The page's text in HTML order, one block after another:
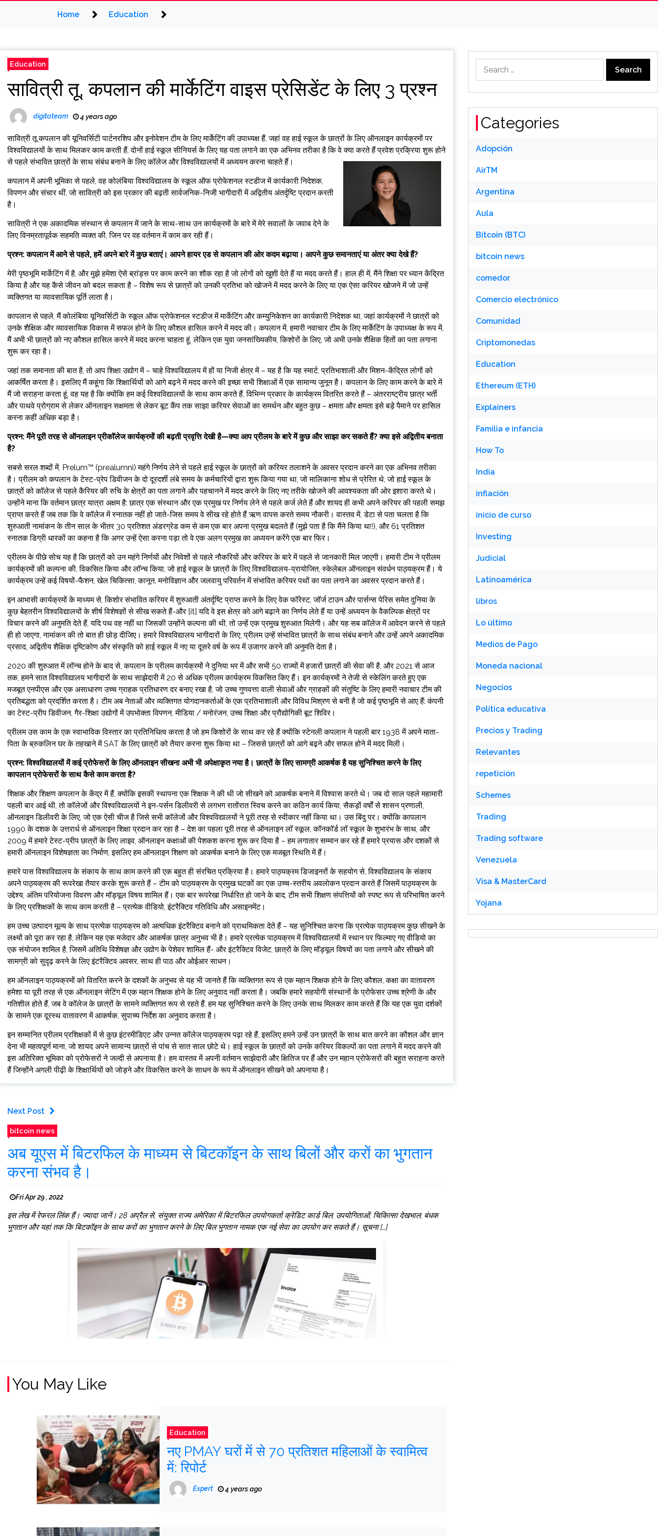
Home Education
Education
सावित्री तू, कपलान की मार्केटिंग वाइस प्रेसिडेंट के लिए 3 प्रश्न
digitateam 4 years ago
सावित्री तू कपलान की यूनिवर्सिटी पार्टनरशिप और इनोवेशन टीम के लिए मार्केटिंग की उपाध्यक्ष हैं, जहां वह हाई स्कूल के छात्रों के लिए ऑनलाइन कार्यक्रमों पर
विश्वविद्यालयों के साथ मिलकर काम करती हैं, दोनों हाई स्कूल सीनियर्स के लिए यह पता लगाने का एक अभिनव तरीका है कि वे क्या करते हैंप्रवेश प्रक्रिया शुरू होने
से पहले संभावित छात्रों के साथ संबंध बनाने के लिए कॉलेज और विश्वविद्यालयों में अध्ययन करना चाहते हैं।
कपलान में अपनी भूमिका से पहले, वह कोलंबिया विश्वविद्यालय के स्कूल ऑफ प्रोफेशनल स्टडीज में कार्यकारी निदेशक,
विपणन और संचार थीं, जो सावित्री को इस प्रकार की बढ़ती सार्वजनिक-निजी भागीदारी में अद्वितीय अंतर्दृष्टि प्रदान करती
है।
सावित्री ने एक अकादमिक संस्थान से कपलान में जाने के साथ-साथ उन कार्यक्रमों के बारे में मेरे सवालों के जवाब देने के
लिए विनम्रतापूर्वक सहमति व्यक्त की, जिन पर वह वर्तमान में काम कर रही हैं।
प्रश्न: कपलान में आने से पहले, हमें अपने बारे में कुछ बताएं। आपने हायर एड से कपलान की ओर कदम बढ़ाया। आपने कुछ समानताएं या अंतर क्या देखे हैं?
मेरी पृष्ठभूमि मार्केटिंग में है, और मुझे हमेशा ऐसे ब्रांड्स पर काम करने का शौक रहा है जो लोगों को खुशी देते हैं या मदद करते हैं। हाल ही में, मैंने शिक्षा पर ध्यान केंद्रित
किया है और यह कैसे जीवन को बदल सकता है – विशेष रूप से छात्रों को उनकी प्रतिभा को खोजने में मदद करने के लिए या एक ऐसा करियर खोजने में जो उन्हें
व्यक्तिगत या व्यावसायिक पूर्ति लाता है।
कापलान से पहले, मैं कोलंबिया यूनिवर्सिटी के स्कूल ऑफ प्रोफेशनल स्टडीज में मार्केटिंग और कम्युनिकेशन का कार्यकारी निदेशक था, जहां कार्यक्रमों ने छात्रों को
उनके शैक्षिक और व्यावसायिक विकास में सफल होने के लिए कौशल हासिल करने में मदद की। कपलान में, हमारी नवाचार टीम के लिए मार्केटिंग के उपाध्यक्ष के रूप में,
मैं अभी भी छात्रों को नए कौशल हासिल करने में मदद करना चाहता हूं, लेकिन एक युवा जनसांख्यिकीय, किशोरों के लिए, जो अभी उनके शैक्षिक हितों का पता लगाना
शुरू कर रहा है।
जहां तक ​​समानता की बात है, तो आप शिक्षा उद्योग में – चाहे विश्वविद्यालय में हों या निजी क्षेत्र में – यह है कि यह स्मार्ट, प्रतिभाशाली और मिशन-केंद्रित लोगों को
आकर्षित करता है। इसलिए मैं कहूंगा कि शिक्षार्थियों को आगे बढ़ने में मदद करने की इच्छा सभी शिक्षाओं में एक सामान्य जुनून है। कपलान के लिए काम करने के बारे में
मैं जो सराहना करता हूं, वह यह है कि क्योंकि हम कई विश्वविद्यालयों के साथ काम करते हैं, विभिन्न प्रकार के कार्यक्रम वितरित करते हैं – अंतरराष्ट्रीय छात्र भर्ती
और पाथवे प्रोग्राम से लेकर ऑनलाइन सक्षमता से लेकर बूट कैंप तक साझा करियर सेवाओं का समर्थन और बहुत कुछ – क्षमता और क्षमता इसे बड़े पैमाने पर हासिल
करना कहीं अधिक बड़ा है।
प्रश्न: मैंने पूरी तरह से ऑनलाइन प्रीकॉलेज कार्यक्रमों की बढ़ती प्रवृत्ति देखी है—क्या आप प्रीलम के बारे में कुछ और साझा कर सकते हैं? क्या इसे अद्वितीय बनाता
है?
सबसे सरल शब्दों में, Prelum™️ (prealumni) महंगे निर्णय लेने से पहले हाई स्कूल के छात्रों को करियर तलाशने के अवसर प्रदान करने का एक अभिनव तरीका
है। प्रीलम को कपलान के टेस्ट-प्रेप डिवीजन के दो दूरदर्शी लंबे समय के कर्मचारियों द्वारा शुरू किया गया था, जो मालिकाना शोध से प्रेरित थे, जो हाई स्कूल के
छात्रों को कॉलेज से पहले कैरियर की रुचि के क्षेत्रों का पता लगाने और पहचानने में मदद करने के लिए नए तरीके खोजने की आवश्यकता की ओर इशारा करते थे।
उन्होंने माना कि वर्तमान छात्र यात्रा अक्षम है: छात्र एक संस्थान और एक प्रमुख पर निर्णय लेने से पहले कर्ज लेते हैं और शायद ही कभी अपने करियर की पहली समझ
प्राप्त करते हैं जब तक कि वे कॉलेज में स्नातक नहीं हो जाते-जिस समय वे सीख रहे होते हैं ऋण वापस करते समय नौकरी। वास्तव में, डेटा से पता चलता है कि
शुरुआती नामांकन के तीन साल के भीतर 30 प्रतिशत अंडरग्रेड कम से कम एक बार अपना प्रमुख बदलते हैं (मुझे पता है कि मैंने किया था!), और 61 प्रतिशत
स्नातक डिग्री धारकों का कहना है कि अगर उन्हें ऐसा करना पड़ा तो वे एक अलग प्रमुख का अध्ययन करेंगे एक बार फिर।
प्रीलम के पीछे सोच यह है कि छात्रों को उन महंगे निर्णयों और निवेशों से पहले नौकरियों और करियर के बारे में पहले से जानकारी मिल जाएगी। हमारी टीम ने प्रीलम
कार्यक्रमों की कल्पना की, विकसित किया और लॉन्च किया, जो हाई स्कूल के छात्रों के लिए विश्वविद्यालय-प्रायोजित, स्केलेबल ऑनलाइन संवर्धन पाठ्यक्रम हैं। ये
कार्यक्रम उन्हें कई विषयों-फैशन, खेल चिकित्सा, कानून, मनोविज्ञान और जलवायु परिवर्तन में संभावित करियर पथों का पता लगाने का अवसर प्रदान करते हैं।
इन आभासी कार्यक्रमों के माध्यम से, किशोर संभावित करियर में शुरुआती अंतर्दृष्टि प्राप्त करने के लिए वेक फॉरेस्ट, जॉर्ज टाउन और पार्सन्स पेरिस समेत दुनिया के
कुछ बेहतरीन विश्वविद्यालयों के शीर्ष विशेषज्ञों से सीख सकते हैं-और [it] यदि वे इस क्षेत्र को आगे बढ़ाने का निर्णय लेते हैं या उन्हें अध्ययन के वैकल्पिक क्षेत्रों पर
विचार करने की अनुमति देते हैं, यदि पथ वह नहीं था जिसकी उन्होंने कल्पना की थी, तो उन्हें एक प्रमुख शुरुआत मिलेगी। और यह सब कॉलेज में आवेदन करने से पहले
ही हो जाएगा, नामांकन की तो बात ही छोड़ दीजिए। हमारे विश्वविद्यालय भागीदारों के लिए, प्रीलम उन्हें संभावित छात्रों के साथ संबंध बनाने और उन्हें अपने अकादमिक
प्रसाद, अद्वितीय शैक्षिक दृष्टिकोण और संस्कृति को हाई स्कूल में नए या दूसरे वर्ष के रूप में उजागर करने की अनुमति देता है।
2020 की शुरुआत में लॉन्च होने के बाद से, कपलान के प्रीलम कार्यक्रमों ने दुनिया भर में और सभी 50 राज्यों में हजारों छात्रों की सेवा की है, और 2021 से आज
तक, हमने सात विश्वविद्यालय भागीदारों के साथ साझेदारी में 20 से अधिक प्रीलम कार्यक्रम विकसित किए हैं। इन कार्यक्रमों ने तेजी से स्केलिंग करते हुए एक
मजबूत एनपीएस और एक असाधारण उच्च ग्राहक प्रतिधारण दर बनाए रखा है, जो उच्च गुणवत्ता वाली सेवाओं और ग्राहकों की संतुष्टि के लिए हमारी नवाचार टीम की
प्रतिबद्धता को प्रदर्शित करता है। टीम अब नेताओं और व्यक्तिगत योगदानकर्ताओं के एक प्रतिभाशाली और विविध मिश्रण से बनी है जो कई पृष्ठभूमि से आए हैं: कंपनी
का टेस्ट-प्रीप डिवीजन, गैर-शिक्षा उद्योगों में उपभोक्ता विपणन, मीडिया / मनोरंजन, उच्च शिक्षा और प्रौद्योगिकी बूट शिविर।
प्रीलम उस काम के एक स्वाभाविक विस्तार का प्रतिनिधित्व करता है जो हम किशोरों के साथ कर रहे हैं क्योंकि स्टेनली कपलान ने पहली बार 1938 में अपने माता-
पिता के ब्रुकलिन घर के तहखाने में SAT के लिए छात्रों को तैयार करना शुरू किया था – जिससे छात्रों को आगे बढ़ने और सफल होने में मदद मिली।
प्रश्न: विश्वविद्यालयों में कई प्रोफेसरों के लिए ऑनलाइन सीखना अभी भी अपेक्षाकृत नया है। छात्रों के लिए सामग्री आकर्षक है यह सुनिश्चित करने के लिए
कापलान प्रोफेसरों के साथ कैसे काम करता है?
शिक्षक और शिक्षण कपलान के केंद्र में हैं, क्योंकि इसकी स्थापना एक शिक्षक ने की थी जो सीखने को आकर्षक बनाने में विश्वास करते थे। जब दो साल पहले महामारी
पहली बार आई थी, तो कॉलेजों और विश्वविद्यालयों ने इन-पर्सन डिलीवरी से लगभग रातोंरात स्विच करने का कठिन कार्य किया, सैकड़ों वर्षों से शासन प्रणाली,
ऑनलाइन डिलीवरी के लिए, जो एक ऐसी चीज है जिसे सभी कॉलेजों और विश्वविद्यालयों ने पूरी तरह से स्वीकार नहीं किया था। उस बिंदु पर। क्योंकि कापलान
1990 के दशक के उत्तरार्ध से ऑनलाइन शिक्षा प्रदान कर रहा है – देश का पहला पूरी तरह से ऑनलाइन लॉ स्कूल, कॉनकॉर्ड लॉ स्कूल के शुभारंभ के साथ, और
2009 में हमारे टेस्ट-प्रीप छात्रों के लिए लाइव, ऑनलाइन कक्षाओं की पेशकश करना शुरू कर दिया है – हम लगातार सम्मान कर रहे हैं हमारे प्रयास और दशकों से
हमारी ऑनलाइन विशेषज्ञता का निर्माण, इसलिए हम ऑनलाइन शिक्षण को आकर्षक बनाने के लिए एक मजबूत स्थिति में हैं।
हमारे पास विश्वविद्यालय के संकाय के साथ काम करने की एक बहुत ही संरचित प्रक्रिया है। हमारे पाठ्यक्रम डिजाइनरों के सहयोग से, विश्वविद्यालय के संकाय
अपने पाठ्यक्रम की रूपरेखा तैयार करके शुरू करते हैं – टीम को पाठ्यक्रम के प्रमुख घटकों का एक उच्च-स्तरीय अवलोकन प्रदान करते हैं जिसमें पाठ्यक्रम के
उद्देश्य, अंतिम परियोजना विवरण और मॉड्यूल विषय शामिल हैं। एक बार रूपरेखा निर्धारित हो जाने के बाद, टीम सभी शिक्षण संपत्तियों को स्पष्ट रूप से परिभाषित करने
के लिए प्रशिक्षकों के साथ काम करती है – प्रत्येक वीडियो, इंटरैक्टिव गतिविधि और असाइनमेंट।
हम उच्च उत्पादन मूल्य के साथ प्रत्येक पाठ्यक्रम को अत्यधिक इंटरैक्टिव बनाने को प्राथमिकता देते हैं – यह सुनिश्चित करना कि प्रत्येक पाठ्यक्रम कुछ सीखने के
लक्ष्यों को पूरा कर रहा है, लेकिन यह एक मजेदार और आकर्षक छात्र अनुभव भी है। हमारे प्रत्येक पाठ्यक्रम में विश्वविद्यालयों में स्थान पर फिल्माए गए वीडियो का
एक संयोजन शामिल है, जिसमें अतिथि विशेषज्ञ और उद्योग के पेशेवर शामिल हैं- और इंटरैक्टिव विजेट, छात्रों के लिए मॉड्यूल विषयों का पता लगाने और सीखने की
सामग्री को सुदृढ़ करने के लिए इंटरैक्टिव अवसर, साथ ही पाठ और ओईआर साधन।
हम ऑनलाइन पाठ्यक्रमों को वितरित करने के दशकों के अनुभव से यह भी जानते हैं कि व्यक्तिगत रूप से एक महान शिक्षक होने के लिए कौशल, कक्षा का वातावरण
हमेशा या पूरी तरह से एक ऑनलाइन सेटिंग में एक महान शिक्षक होने के लिए अनुवाद नहीं करता है। जबकि हमारे सहयोगी संस्थानों के प्रोफेसर उच्च श्रेणी के और
गतिशील होते हैं, जब वे कॉलेज के छात्रों के सामने व्यक्तिगत रूप से रहते हैं, हम यह सुनिश्चित करने के लिए उनके साथ मिलकर काम करते हैं कि यह एक युवा दर्शकों
के सामने एक दूरस्थ वातावरण में आकर्षक, सुपाच्य निर्देश का अनुवाद करता है।
इन सम्मानित प्रीलम प्रशिक्षकों में से कुछ इंटरमीडिएट और उन्नत कॉलेज पाठ्यक्रम पढ़ा रहे हैं, इसलिए हमने उन्हें उन छात्रों के साथ बात करने का कौशल और ज्ञान
देना भी महत्वपूर्ण माना, जो शायद अपने सामान्य छात्रों से पांच से सात साल छोटे थे। हाई स्कूल के छात्रों को उनके करियर विकल्पों का पता लगाने में मदद करने की
इस अतिरिक्त भूमिका को प्रोफेसरों ने जल्दी से अपनाया है। हम वास्तव में अपनी वर्तमान साझेदारी और क्षितिज पर हैं और उन महान प्रोफेसरों की बहुत सराहना करते
हैं जिन्होंने अगली पीढ़ी के शिक्षार्थियों को जोड़ने और विकसित करने के साधन के रूप में ऑनलाइन सीखने को अपनाया है।
Next Post
bitcoin news
अब यूएस में बिटरफिल के माध्यम से बिटकॉइन के साथ बिलों और करों का भुगतान
करना संभव है।
Fri Apr 29 , 2022
इस लेख में रेफरल लिंक हैं। ज्यादा जानें। 28 अप्रैल से, संयुक्त राज्य अमेरिका में बिटरफिल उपयोगकर्ता क्रेडिट कार्ड बिल, उपयोगिताओं, चिकित्सा देखभाल, बंधक
भुगतान और यहां तक ​​​​कि बिटकॉइन के साथ करों का भुगतान करने के लिए बिल भुगतान नामक एक नई सेवा का उपयोग कर सकते हैं। सूचना […]
You May Like
Education
नए PMAY घरों में से 70 प्रतिशत महिलाओं के स्वामित्व
में: रिपोर्ट
Expert 4 years ago
for:
Categories
Adopción
AirTM
Argentina
Aula
Bitcoin (BTC)
bitcoin news
comedor
Comercio electrónico
Comunidad
Criptomonedas
Education
Ethereum (ETH)
Explainers
Familia e infancia
How To
India
inflación
inicio de curso
Investing
Judicial
Latinoamérica
libros
Lo último
Medios de Pago
Moneda nacional
Negocios
Política educativa
Precios y Trading
Relevantes
repetición
Schemes
Trading
Trading software
Venezuela
Visa & MasterCard
Yojana